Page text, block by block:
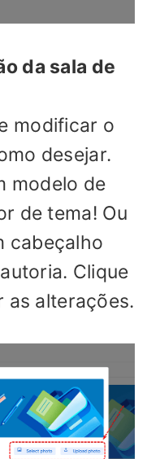
da sala de
modificar o
desejar.
modelo de
de tema! Ou
cabeçalho
Clique
as alterações.